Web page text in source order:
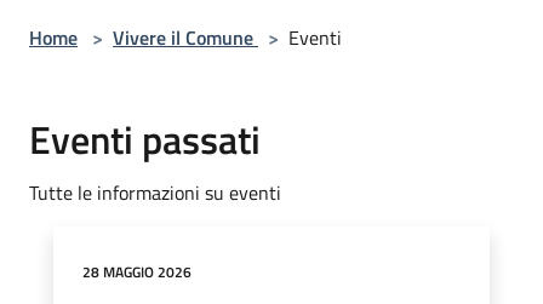
Home > Vivere il Comune > Eventi
Eventi passati
Tutte le informazioni su eventi
28 MAGGIO 2026